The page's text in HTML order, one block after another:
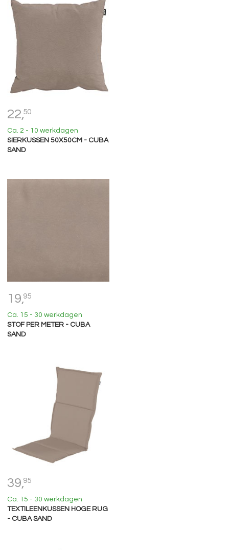
22,50
Ca. 2 - 10 werkdagen
SIERKUSSEN 50X50CM - CUBA
SAND
19,95
Ca. 15 - 30 werkdagen
STOF PER METER - CUBA
SAND
39,95
Ca. 15 - 30 werkdagen
TEXTILEENKUSSEN HOGE RUG
- CUBA SAND